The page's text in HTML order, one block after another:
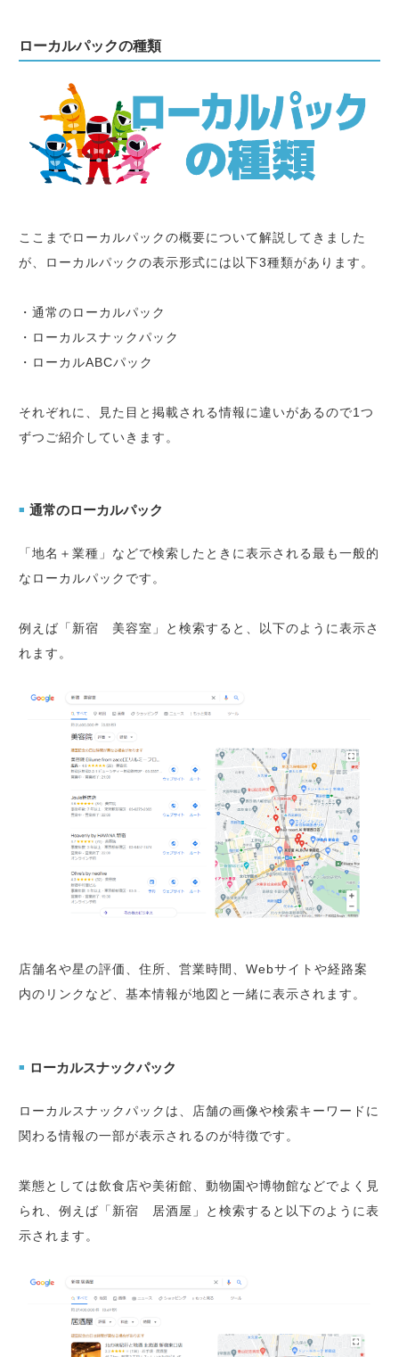
ローカルパックの種類
ここまでローカルパックの概要について解説してきました
が、ローカルパックの表示形式には以下3種類があります。
・通常のローカルパック
・ローカルスナックパック
・ローカルABCパック
それぞれに、見た目と掲載される情報に違いがあるので1つ
ずつご紹介していきます。
■ 通常のローカルパック
「地名＋業種」などで検索したときに表示される最も一般的
なローカルパックです。
例えば「新宿 美容室」と検索すると、以下のように表示さ
れます。
店舗名や星の評価、住所、営業時間、Webサイトや経路案
内のリンクなど、基本情報が地図と一緒に表示されます。
■ ローカルスナックパック
ローカルスナックパックは、店舗の画像や検索キーワードに
関わる情報の一部が表示されるのが特徴です。
業態としては飲食店や美術館、動物園や博物館などでよく見
られ、例えば「新宿 居酒屋」と検索すると以下のように表
示されます。